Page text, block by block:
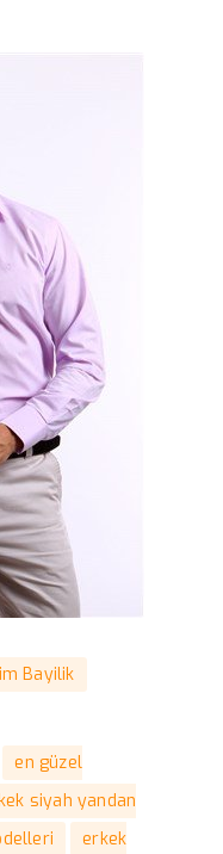
Bayilik
en güzel
siyah yandan
erkek